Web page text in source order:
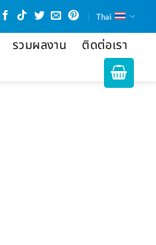
Thai
รวมผลงาน ติดต่อเรา